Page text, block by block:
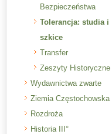
Bezpieczeństwa
Tolerancja: studia i
szkice
Transfer
Zeszyty Historyczne
Wydawnictwa zwarte
Ziemia Częstochowska
Rozdroża
Historia III°